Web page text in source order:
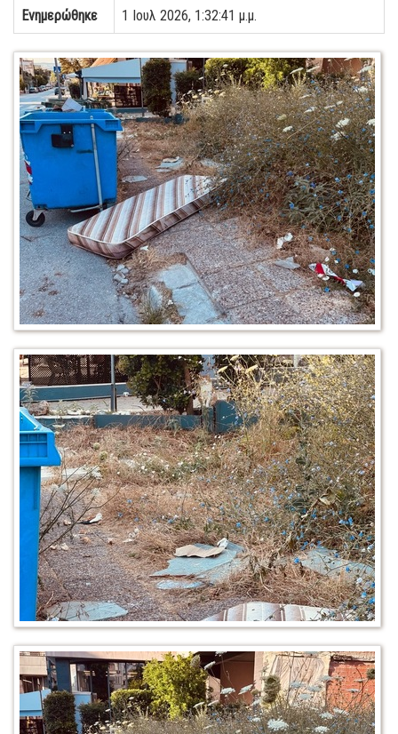
Ενημερώθηκε 1 Ιουλ 2026, 1:32:41 μ.μ.